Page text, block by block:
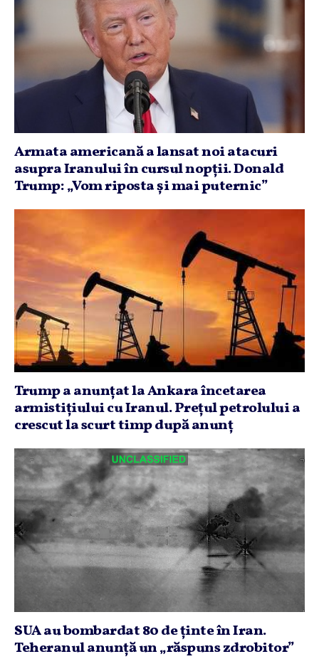
Armata americană a lansat noi atacuri
asupra Iranului în cursul nopţii. Donald
Trump: „Vom riposta şi mai puternic”
Trump a anunţat la Ankara încetarea
armistiţiului cu Iranul. Preţul petrolului a
crescut la scurt timp după anunţ
SUA au bombardat 80 de ţinte în Iran.
Teheranul anunţă un „răspuns zdrobitor”